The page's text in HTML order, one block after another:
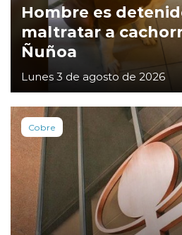
Hombre es
maltratar a
Ñuñoa
Lunes 3 de agosto de 2026
Cobre